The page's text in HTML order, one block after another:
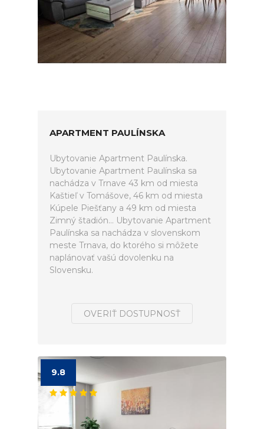
APARTMENT PAULÍNSKA
Ubytovanie Apartment Paulínska.
Ubytovanie Apartment Paulínska sa
nachádza v Trnave 43 km od miesta
Kaštieľ v Tomášove, 46 km od miesta
Kúpele Piešťany a 49 km od miesta
Zimný štadión... Ubytovanie Apartment
Paulínska sa nachádza v slovenskom
meste Trnava, do ktorého si môžete
naplánovať vašú dovolenku na
Slovensku.
OVERIŤ DOSTUPNOSŤ
9.8